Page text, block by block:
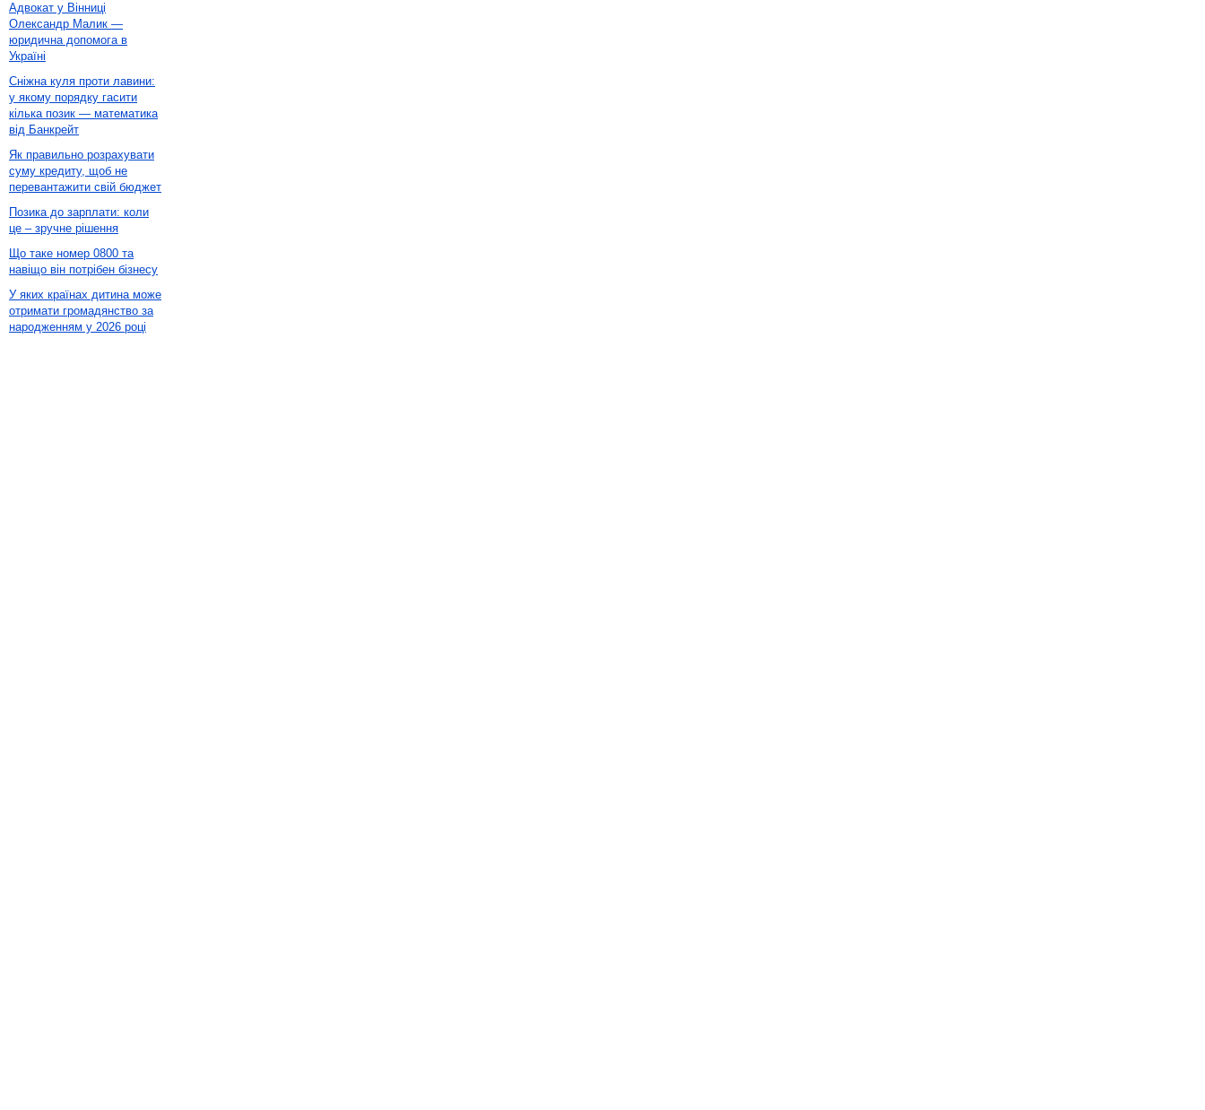
Адвокат у Вінниці
Олександр Малик —
юридична допомога в
Україні
Сніжна куля проти лавини:
у якому порядку гасити
кілька позик — математика
від Банкрейт
Як правильно розрахувати
суму кредиту, щоб не
перевантажити свій бюджет
Позика до зарплати: коли
це – зручне рішення
Що таке номер 0800 та
навіщо він потрібен бізнесу
У яких країнах дитина може
отримати громадянство за
народженням у 2026 році